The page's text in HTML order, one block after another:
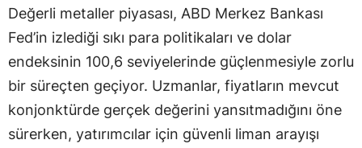
Değerli metaller piyasası, ABD Merkez Bankası
Fed’in izlediği sıkı para politikaları ve dolar
endeksinin 100,6 seviyelerinde güçlenmesiyle zorlu
bir süreçten geçiyor. Uzmanlar, fiyatların mevcut
konjonktürde gerçek değerini yansıtmadığını öne
sürerken, yatırımcılar için güvenli liman arayışı